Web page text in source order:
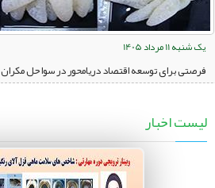
یک شنبه 11 مرداد 1405
فرصتی برای توسعه اقتصاد دریامحور در سواحل مکران
لیست اخبار